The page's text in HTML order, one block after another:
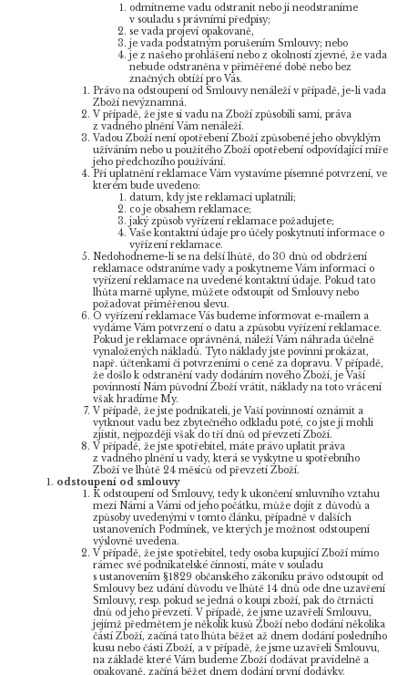
odmítneme vadu odstranit nebo ji neodstraníme
v souladu s právními předpisy;
se vada projeví opakovaně,
je vada podstatným porušením Smlouvy; nebo
je z našeho prohlášení nebo z okolností zjevné, že vada
nebude odstraněna v přiměřené době nebo bez
značných obtíží pro Vás.
Právo na odstoupení od Smlouvy nenáleží v případě, je-li vada
Zboží nevýznamná.
V případě, že jste si vadu na Zboží způsobili sami, práva
z vadného plnění Vám nenáleží.
Vadou Zboží není opotřebení Zboží způsobené jeho obvyklým
užíváním nebo u použitého Zboží opotřebení odpovídající míře
jeho předchozího používání.
Při uplatnění reklamace Vám vystavíme písemné potvrzení, ve
kterém bude uvedeno:
datum, kdy jste reklamaci uplatnili;
co je obsahem reklamace;
jaký způsob vyřízení reklamace požadujete;
Vaše kontaktní údaje pro účely poskytnutí informace o
vyřízení reklamace.
Nedohodneme-li se na delší lhůtě, do 30 dnů od obdržení
reklamace odstraníme vady a poskytneme Vám informaci o
vyřízení reklamace na uvedené kontaktní údaje. Pokud tato
lhůta marně uplyne, můžete odstoupit od Smlouvy nebo
požadovat přiměřenou slevu.
O vyřízení reklamace Vás budeme informovat e-mailem a
vydáme Vám potvrzení o datu a způsobu vyřízení reklamace.
Pokud je reklamace oprávněná, náleží Vám náhrada účelně
vynaložených nákladů. Tyto náklady jste povinni prokázat,
např. účtenkami či potvrzeními o ceně za dopravu. V případě,
že došlo k odstranění vady dodáním nového Zboží, je Vaší
povinností Nám původní Zboží vrátit, náklady na toto vrácení
však hradíme My.
V případě, že jste podnikateli, je Vaší povinností oznámit a
vytknout vadu bez zbytečného odkladu poté, co jste ji mohli
zjistit, nejpozději však do tří dnů od převzetí Zboží.
V případě, že jste spotřebitel, máte právo uplatit práva
z vadného plnění u vady, která se vyskytne u spotřebního
Zboží ve lhůtě 24 měsíců od převzetí Zboží.
odstoupení od smlouvy
K odstoupení od Smlouvy, tedy k ukončení smluvního vztahu
mezi Námi a Vámi od jeho počátku, může dojít z důvodů a
způsoby uvedenými v tomto článku, případně v dalších
ustanoveních Podmínek, ve kterých je možnost odstoupení
výslovně uvedena.
V případě, že jste spotřebitel, tedy osoba kupující Zboží mimo
rámec své podnikatelské činnosti, máte v souladu
s ustanovením §1829 občanského zákoníku právo odstoupit od
Smlouvy bez udání důvodu ve lhůtě 14 dnů ode dne uzavření
Smlouvy, resp. pokud se jedná o koupi zboží, pak do čtrnácti
dnů od jeho převzetí. V případě, že jsme uzavřeli Smlouvu,
jejímž předmětem je několik kusů Zboží nebo dodání několika
částí Zboží, začíná tato lhůta běžet až dnem dodání posledního
kusu nebo části Zboží, a v případě, že jsme uzavřeli Smlouvu,
na základě které Vám budeme Zboží dodávat pravidelně a
opakovaně, začíná běžet dnem dodání první dodávky.